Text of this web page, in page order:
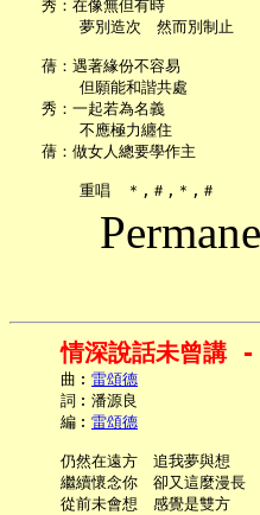
   秀：在像無但有時
       夢別造次　然而別制止
   蒨：遇著緣份不容易
       但願能和諧共處
   秀：一起若為名義
       不應極力纏住
   蒨：做女人總要學作主
情深說話未曾講 -
     曲︰
雷頌德
     詞︰潘源良
     編︰
雷頌德
     仍然在遠方　追我夢與想
     繼續懷念你　卻又這麼漫長
     從前未會想　感覺是雙方